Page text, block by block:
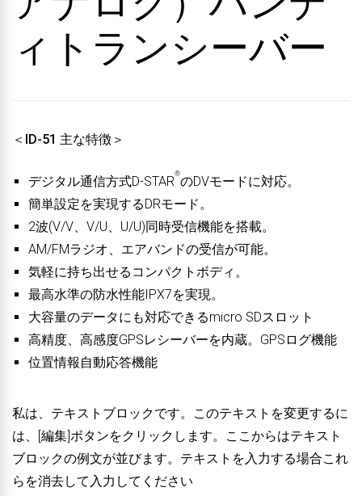
ィトランシーバー
＜ID-51 主な特徴＞
デジタル通信方式D-STAR®のDVモードに対応。
簡単設定を実現するDRモード。
2波(V/V、V/U、U/U)同時受信機能を搭載。
AM/FMラジオ、エアバンドの受信が可能。
気軽に持ち出せるコンパクトボディ。
最高水準の防水性能IPX7を実現。
大容量のデータにも対応できるmicro SDスロット
高精度、高感度GPSレシーバーを内蔵。GPSログ機能
位置情報自動応答機能
私は、テキストブロックです。このテキストを変更するに
は、[編集]ボタンをクリックします。ここからはテキスト
ブロックの例文が並びます。テキストを入力する場合これ
らを消去して入力してください